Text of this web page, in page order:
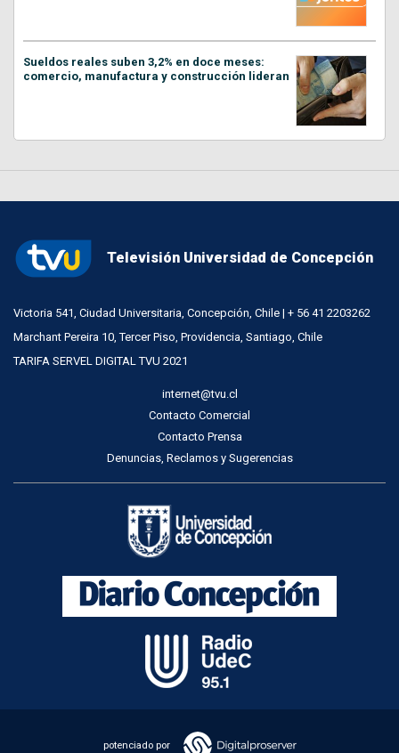
Sueldos reales suben 3,2% en doce meses:
comercio, manufactura y construcción lideran
Televisión Universidad de Concepción
Victoria 541, Ciudad Universitaria, Concepción, Chile | + 56 41 2203262
Marchant Pereira 10, Tercer Piso, Providencia, Santiago, Chile
TARIFA SERVEL DIGITAL TVU 2021
internet@tvu.cl
Contacto Comercial
Contacto Prensa
Denuncias, Reclamos y Sugerencias
potenciado por